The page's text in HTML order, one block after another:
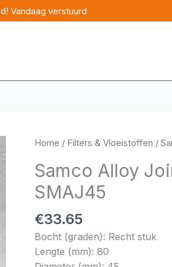
Vandaag verstuurd
Home / Filters & Vloeistoffen /
Samco Alloy
SMAJ45
€33.65
Bocht (graden): Recht stuk
Lengte (mm): 80